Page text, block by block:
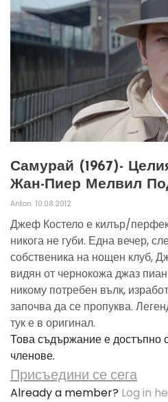
Самурай (1967)-
Жан-Пиер Мелвил
Anton 10.08.2012
Джеф Костело е килър/
никога не губи. Една вечер,
собственика на нощен клуб,
видян от чернокожа джаз
никому потребен вълк,
започва да се пропуква.
тук е в оригинал.
Това съдържание е достъпно
членове.
Присъедини се сега
Already a member? Log in